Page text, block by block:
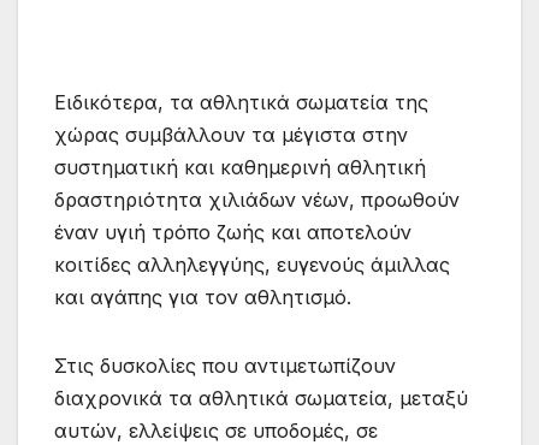
Ειδικότερα, τα αθλητικά σωματεία της
χώρας συμβάλλουν τα μέγιστα στην
συστηματική και καθημερινή αθλητική
δραστηριότητα χιλιάδων νέων, προωθούν
έναν υγιή τρόπο ζωής και αποτελούν
κοιτίδες αλληλεγγύης, ευγενούς άμιλλας
και αγάπης για τον αθλητισμό.
Στις δυσκολίες που αντιμετωπίζουν
διαχρονικά τα αθλητικά σωματεία, μεταξύ
αυτών, ελλείψεις σε υποδομές, σε